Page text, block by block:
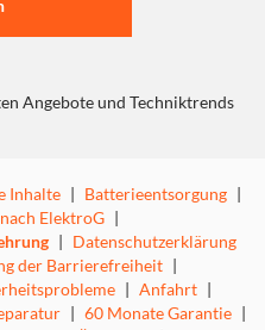
Grill auf und erfülle den
Die Holzkohle von
und Eiche entzündet
Angebote und Techniktrends
Inhalte | Batterieentsorgung |
ElektroG |
| Datenschutzerklärung
der Barrierefreiheit |
| Anfahrt |
| 60 Monate Garantie |